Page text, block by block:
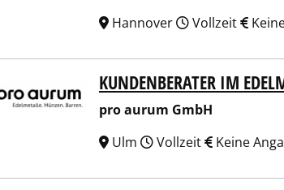
Hannover
Vollzeit
pro aurum GmbHKUNDENBERATER IM
pro aurum GmbH
Ulm
Vollzeit Keine